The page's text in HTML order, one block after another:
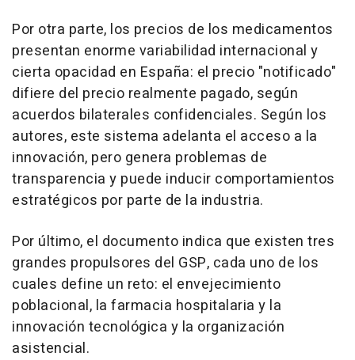
Por otra parte, los precios de los medicamentos
presentan enorme variabilidad internacional y
cierta opacidad en España: el precio "notificado"
difiere del precio realmente pagado, según
acuerdos bilaterales confidenciales. Según los
autores, este sistema adelanta el acceso a la
innovación, pero genera problemas de
transparencia y puede inducir comportamientos
estratégicos por parte de la industria.
Por último, el documento indica que existen tres
grandes propulsores del GSP, cada uno de los
cuales define un reto: el envejecimiento
poblacional, la farmacia hospitalaria y la
innovación tecnológica y la organización
asistencial.